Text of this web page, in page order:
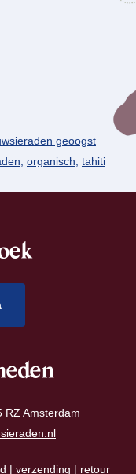
geoogst
organisch tahiti
RZ Amsterdam
| verzending | retour